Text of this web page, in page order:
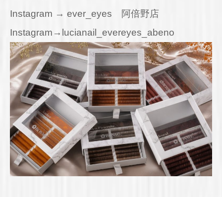
Instagram → ever_eyes 阿倍野店
Instagram→lucianail_evereyes_abeno